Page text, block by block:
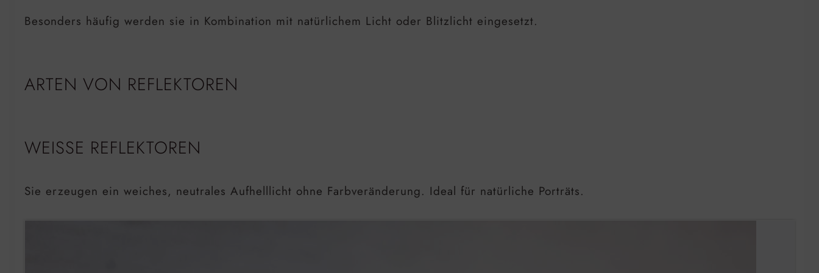
Besonders häufig werden sie in Kombination mit natürlichem Licht oder Blitzlicht eingesetzt.
ARTEN VON REFLEKTOREN
WEISSE REFLEKTOREN
Sie erzeugen ein weiches, neutrales Aufhelllicht ohne Farbveränderung. Ideal für natürliche Porträts.